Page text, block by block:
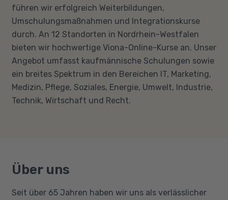
führen wir erfolgreich Weiterbildungen,
Umschulungsmaßnahmen und Integrationskurse
durch. An 12 Standorten in Nordrhein-Westfalen
bieten wir hochwertige Viona-Online-Kurse an. Unser
Angebot umfasst kaufmännische Schulungen sowie
ein breites Spektrum in den Bereichen IT, Marketing,
Medizin, Pflege, Soziales, Energie, Umwelt, Industrie,
Technik, Wirtschaft und Recht.
Über uns
Seit über 65 Jahren haben wir uns als verlässlicher